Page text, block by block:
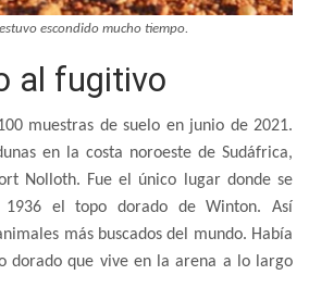
escondido mucho tiempo.
al fugitivo
muestras de suelo en junio de 2021.
en la costa noroeste de Sudáfrica,
Nolloth. Fue el único lugar donde se
1936 el topo dorado de Winton. Así
más buscados del mundo. Había
dorado que vive en la arena a lo largo